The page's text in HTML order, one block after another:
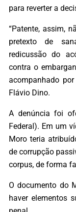
para reverter a
“Patente, assim,
pretexto de
redicussão do
contra o
acompanhado
Flávio Dino.
A denúncia foi
Federal). Em um
Moro teria
de corrupção
corpus, de forma
O documento do
haver elementos